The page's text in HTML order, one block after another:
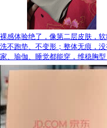
裸感体验绝了，像第二层皮肤，
洗不跑垫、不变形；整体无痕，
家、瑜伽、睡觉都能穿，维稳胸型